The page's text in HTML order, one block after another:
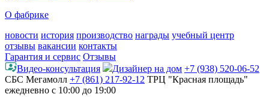
О фабрике
новости история производство награды учебный центр
отзывы вакансии контакты
Гарантия и сервис Отзывы
Видео-консультация
Дизайнер на дом +7 (938) 520-06-52
СБС Мегамолл +7 (861) 217-92-12 ТРЦ "Красная площадь"
ежедневно с 10:00 до 19:00